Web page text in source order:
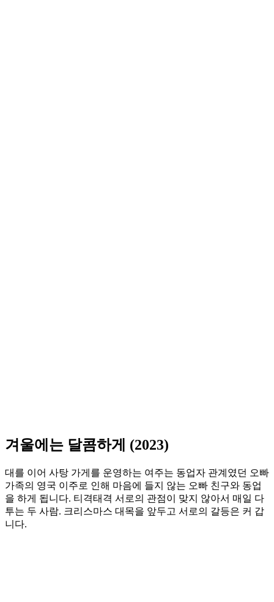
겨울에는 달콤하게 (2023)
대를 이어 사탕 가게를 운영하는 여주는 동업자 관계였던 오빠
가족의 영국 이주로 인해 마음에 들지 않는 오빠 친구와 동업
을 하게 됩니다. 티격태격 서로의 관점이 맞지 않아서 매일 다
투는 두 사람. 크리스마스 대목을 앞두고 서로의 갈등은 커 갑
니다.